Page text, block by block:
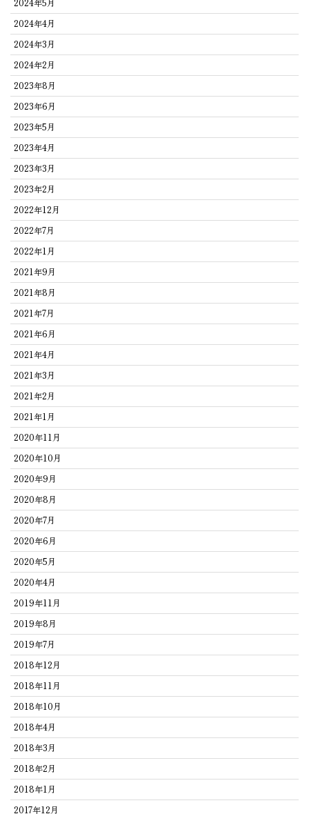
2024年5月
2024年4月
2024年3月
2024年2月
2023年8月
2023年6月
2023年5月
2023年4月
2023年3月
2023年2月
2022年12月
2022年7月
2022年1月
2021年9月
2021年8月
2021年7月
2021年6月
2021年4月
2021年3月
2021年2月
2021年1月
2020年11月
2020年10月
2020年9月
2020年8月
2020年7月
2020年6月
2020年5月
2020年4月
2019年11月
2019年8月
2019年7月
2018年12月
2018年11月
2018年10月
2018年4月
2018年3月
2018年2月
2018年1月
2017年12月